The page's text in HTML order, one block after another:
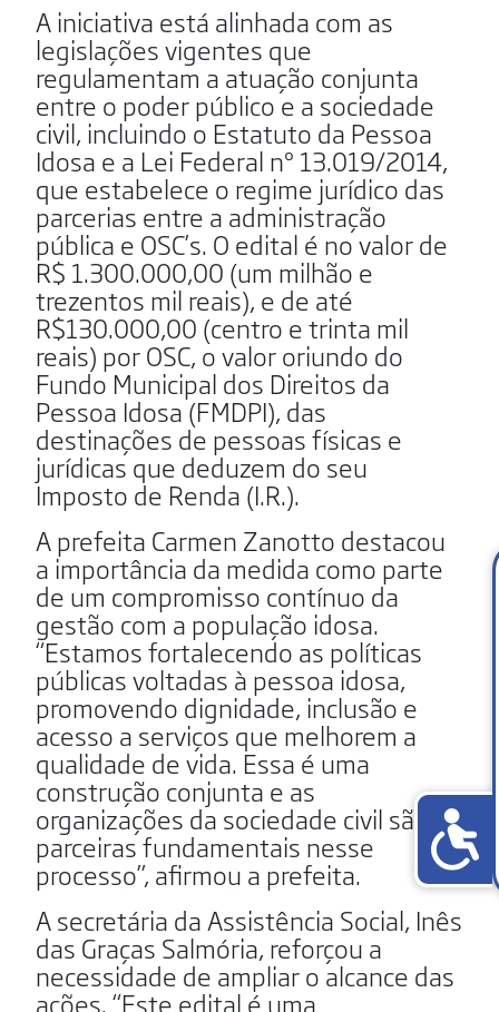
A iniciativa está alinhada com as
legislações vigentes que
regulamentam a atuação conjunta
entre o poder público e a sociedade
civil, incluindo o Estatuto da Pessoa
Idosa e a Lei Federal nº 13.019/2014,
que estabelece o regime jurídico das
parcerias entre a administração
pública e OSC’s. O edital é no valor de
R$ 1.300.000,00 (um milhão e
trezentos mil reais), e de até
R$130.000,00 (centro e trinta mil
reais) por OSC, o valor oriundo do
Fundo Municipal dos Direitos da
Pessoa Idosa (FMDPI), das
destinações de pessoas físicas e
jurídicas que deduzem do seu
Imposto de Renda (I.R.).
A prefeita Carmen Zanotto destacou
a importância da medida como parte
de um compromisso contínuo da
gestão com a população idosa.
“Estamos fortalecendo as políticas
públicas voltadas à pessoa idosa,
promovendo dignidade, inclusão e
acesso a serviços que melhorem a
qualidade de vida. Essa é uma
construção conjunta e as
organizações da sociedade civil são
parceiras fundamentais nesse
processo”, afirmou a prefeita.
A secretária da Assistência Social, Inês
das Graças Salmória, reforçou a
necessidade de ampliar o alcance das
ações. “Este edital é uma